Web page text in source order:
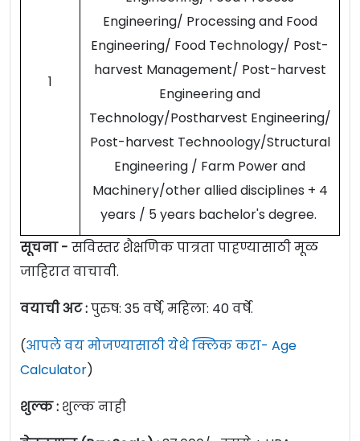
1
Engineering/ Processing and Food
Engineering/ Food Technology/ Post-
harvest Management/ Post-harvest
Engineering and
Technology/Postharvest Engineering/
Post-harvest Technoology/Structural
Engineering / Farm Power and
Machinery/other allied disciplines + 4
years / 5 years bachelor's degree.
सूचना - सविस्तर शैक्षणिक पात्रता पाहण्यासाठी मूळ
जाहिरात वाचावी.
वयाची अट :पुरुष: 35 वर्षे, महिला: 40 वर्षे.
(आपले वय मोजण्यासाठी येथे क्लिक करा- Age
Calculator)
शुल्क : शुल्क नाही